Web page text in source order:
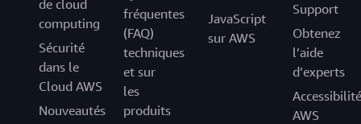
de cloud
computing
Sécurité
dans le
Cloud AWS
Nouveautés
fréquentes
(FAQ)
techniques
et sur
les
produits
JavaScript
sur AWS
Support
Obtenez
l’aide
d’experts
Accessibilité
AWS